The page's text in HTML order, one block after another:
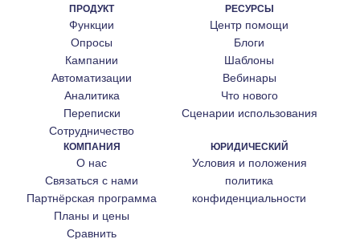
ПРОДУКТ
Функции
Опросы
Кампании
Автоматизации
Аналитика
Переписки
Сотрудничество
РЕСУРСЫ
Центр помощи
Блоги
Шаблоны
Вебинары
Что нового
Сценарии использования
КОМПАНИЯ
О нас
Связаться с нами
Партнёрская программа
Планы и цены
Сравнить
ЮРИДИЧЕСКИЙ
Условия и положения
политика
конфиденциальности